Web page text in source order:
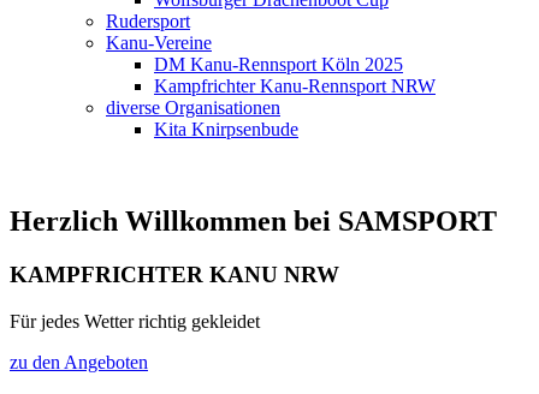
Rudersport
Kanu-Vereine
DM Kanu-Rennsport Köln 2025
Kampfrichter Kanu-Rennsport NRW
diverse Organisationen
Kita Knirpsenbude
Herzlich Willkommen bei SAMSPORT
KAMPFRICHTER KANU NRW
Für jedes Wetter richtig gekleidet
zu den Angeboten